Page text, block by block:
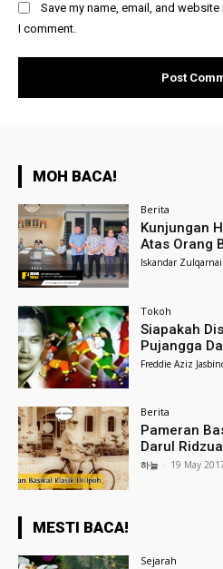
Save my name, email, and
I comment.
MOH BACA!
Berita
Kunjungan
Atas Orang
Iskandar
Tokoh
Siapakah
Pujangga
Freddie Aziz
Berita
Pameran
Darul
하늘 - 19 May
MESTI BACA!
Sejarah